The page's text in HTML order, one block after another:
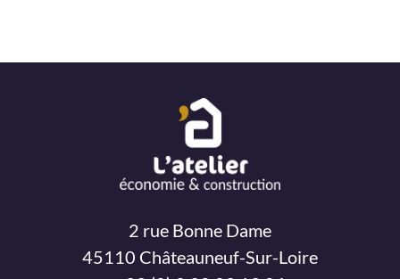
2 rue Bonne Dame
45110 Châteauneuf-Sur-Loire